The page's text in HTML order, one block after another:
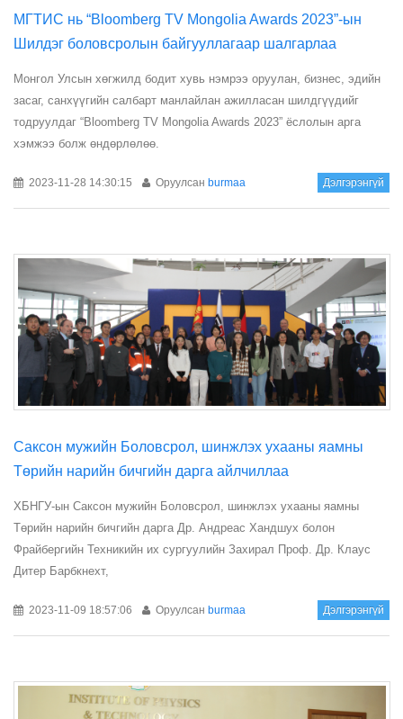
МГТИС нь “Bloomberg TV Mongolia Awards 2023”-ын
Шилдэг боловсролын байгууллагаар шалгарлаа
Монгол Улсын хөгжилд бодит хувь нэмрээ оруулан, бизнес, эдийн
засаг, санхүүгийн салбарт манлайлан ажилласан шилдгүүдийг
тодруулдаг “Bloomberg TV Mongolia Awards 2023” ёслолын арга
хэмжээ болж өндөрлөлөө.
2023-11-28 14:30:15 Оруулсан burmaa Дэлгэрэнгүй
​Саксон мужийн Боловсрол, шинжлэх ухааны яамны
Төрийн нарийн бичгийн дарга айлчиллаа
ХБНГУ-ын Саксон мужийн Боловсрол, шинжлэх ухааны яамны
Төрийн нарийн бичгийн дарга Др. Андреас Хандшух болон
Фрайбергийн Техникийн их сургуулийн Захирал Проф. Др. Клаус
Дитер Барбкнехт,
2023-11-09 18:57:06 Оруулсан burmaa Дэлгэрэнгүй